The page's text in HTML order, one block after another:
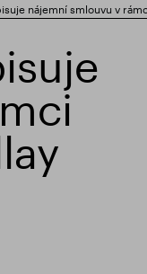
nájemní smlouvu v